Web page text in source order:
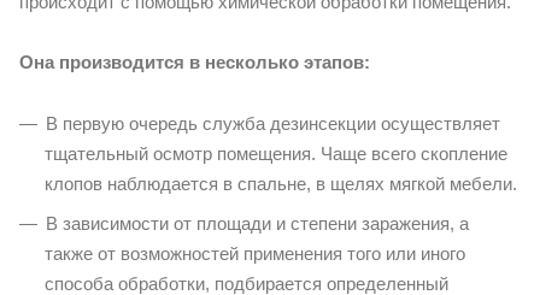
Она производится в несколько этапов:
В первую очередь служба дезинсекции осуществляет
тщательный осмотр помещения. Чаще всего скопление
клопов наблюдается в спальне, в щелях мягкой мебели.
В зависимости от площади и степени заражения, а
также от возможностей применения того или иного
способа обработки, подбирается определенный